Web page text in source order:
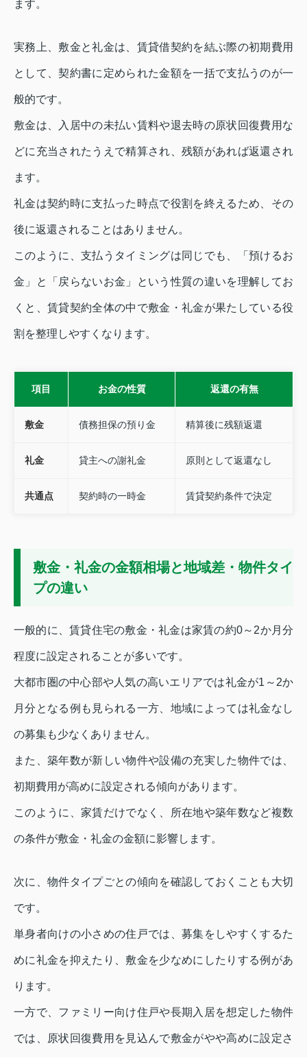
ます。
実務上、敷金と礼金は、賃貸借契約を結ぶ際の初期費用
として、契約書に定められた金額を一括で支払うのが一
般的です。
敷金は、入居中の未払い賃料や退去時の原状回復費用な
どに充当されたうえで精算され、残額があれば返還され
ます。
礼金は契約時に支払った時点で役割を終えるため、その
後に返還されることはありません。
このように、支払うタイミングは同じでも、「預けるお
金」と「戻らないお金」という性質の違いを理解してお
くと、賃貸契約全体の中で敷金・礼金が果たしている役
割を整理しやすくなります。
項目 お金の性質 返還の有無
敷金 債務担保の預り金 精算後に残額返還
礼金 貸主への謝礼金 原則として返還なし
共通点 契約時の一時金 賃貸契約条件で決定
敷金・礼金の金額相場と地域差・物件タイ
プの違い
一般的に、賃貸住宅の敷金・礼金は家賃の約0～2か月分
程度に設定されることが多いです。
大都市圏の中心部や人気の高いエリアでは礼金が1～2か
月分となる例も見られる一方、地域によっては礼金なし
の募集も少なくありません。
また、築年数が新しい物件や設備の充実した物件では、
初期費用が高めに設定される傾向があります。
このように、家賃だけでなく、所在地や築年数など複数
の条件が敷金・礼金の金額に影響します。
次に、物件タイプごとの傾向を確認しておくことも大切
です。
単身者向けの小さめの住戸では、募集をしやすくするた
めに礼金を抑えたり、敷金を少なめにしたりする例があ
ります。
一方で、ファミリー向け住戸や長期入居を想定した物件
では、原状回復費用を見込んで敷金がやや高めに設定さ